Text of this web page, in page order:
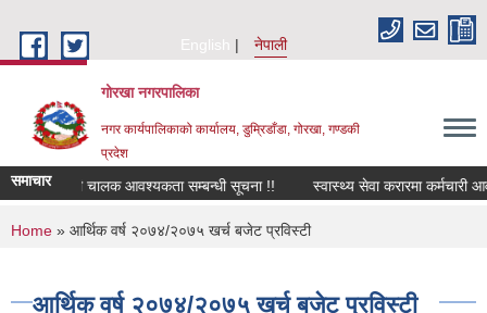
English
नेपाली
गोरखा नगरपालिका
नगर कार्यपालिकाको कार्यालय, डुम्रिडाँडा, गोरखा, गण्डकी
प्रदेश
समाचारसवारी चालक आवश्यकता सम्बन्धी सूचना !! स्वास्थ्य सेवा करारमा कर्मचारी
You are here
Home » आर्थिक वर्ष २०७४/२०७५ खर्च बजेट प्रविस्टी
आर्थिक वर्ष २०७४/२०७५ खर्च बजेट प्रविस्टी